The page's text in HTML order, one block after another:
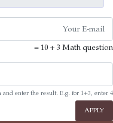
E-mail
Math question
3 + 10 =
enter the result. E.g. for 1+3, enter 4.
APPLY